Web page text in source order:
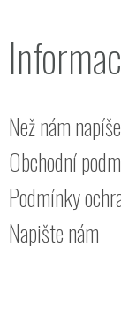
Než nám
Obchodní
Podmínky
Napište nám